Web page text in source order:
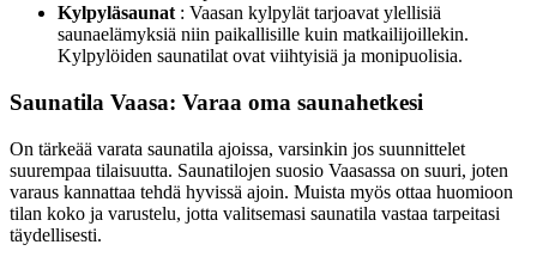
Kylpyläsaunat : Vaasan kylpylät tarjoavat ylellisiä
saunaelämyksiä niin paikallisille kuin matkailijoillekin.
Kylpylöiden saunatilat ovat viihtyisiä ja monipuolisia.
Saunatila Vaasa: Varaa oma saunahetkesi
On tärkeää varata saunatila ajoissa, varsinkin jos suunnittelet
suurempaa tilaisuutta. Saunatilojen suosio Vaasassa on suuri, joten
varaus kannattaa tehdä hyvissä ajoin. Muista myös ottaa huomioon
tilan koko ja varustelu, jotta valitsemasi saunatila vastaa tarpeitasi
täydellisesti.